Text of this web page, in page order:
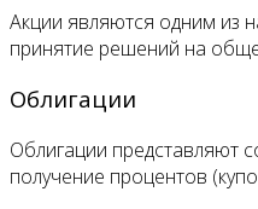
Акции являются одним из
принятие решений на
Облигации
Облигации представляют
получение процентов